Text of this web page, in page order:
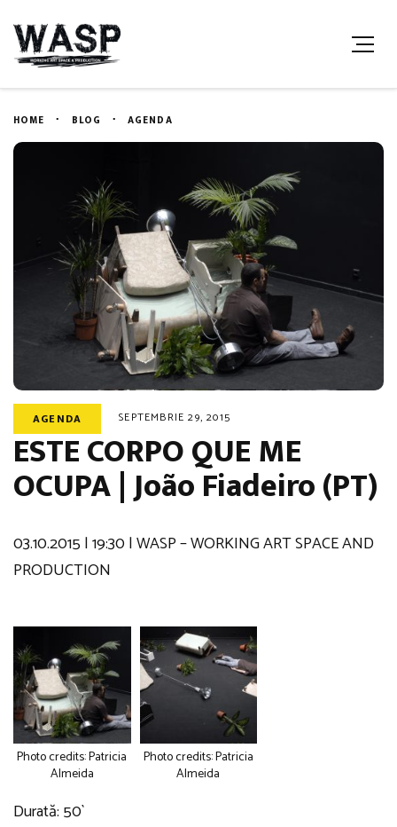
HOME BLOG AGENDA
AGENDA SEPTEMBRIE 29, 2015
ESTE CORPO QUE ME
OCUPA | João Fiadeiro (PT)
03.10.2015 | 19:30 | WASP – WORKING ART SPACE AND
PRODUCTION
Photo credits: Patricia
Almeida
Photo credits: Patricia
Almeida
Durată: 50`